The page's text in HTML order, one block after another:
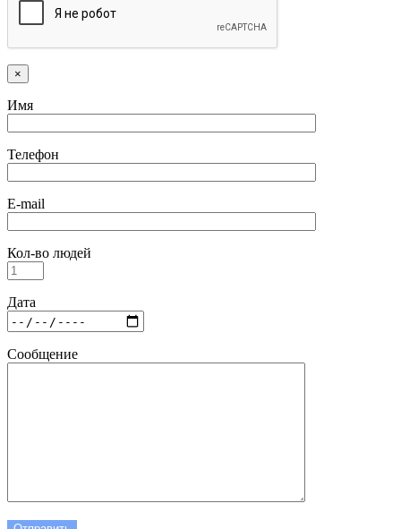
×
Имя
Телефон
E-mail
Кол-во людей
Дата
Сообщение